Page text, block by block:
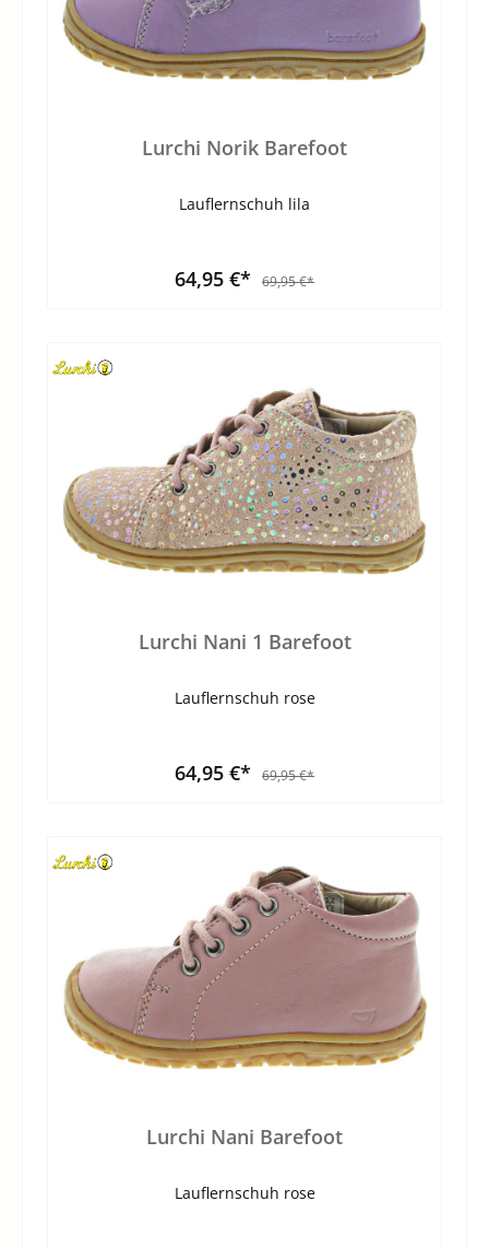
Lurchi Norik Barefoot
Lauflernschuh lila
64,95 €* 69,95 €*
Lurchi Nani 1 Barefoot
Lauflernschuh rose
64,95 €* 69,95 €*
Lurchi Nani Barefoot
Lauflernschuh rose